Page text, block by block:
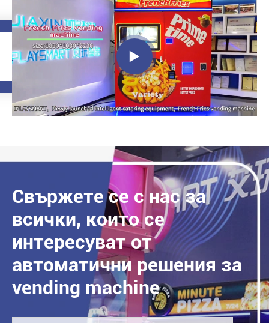

Свържете се с нас за
всички, които се
интересуват от
автоматични решения за
vending machine